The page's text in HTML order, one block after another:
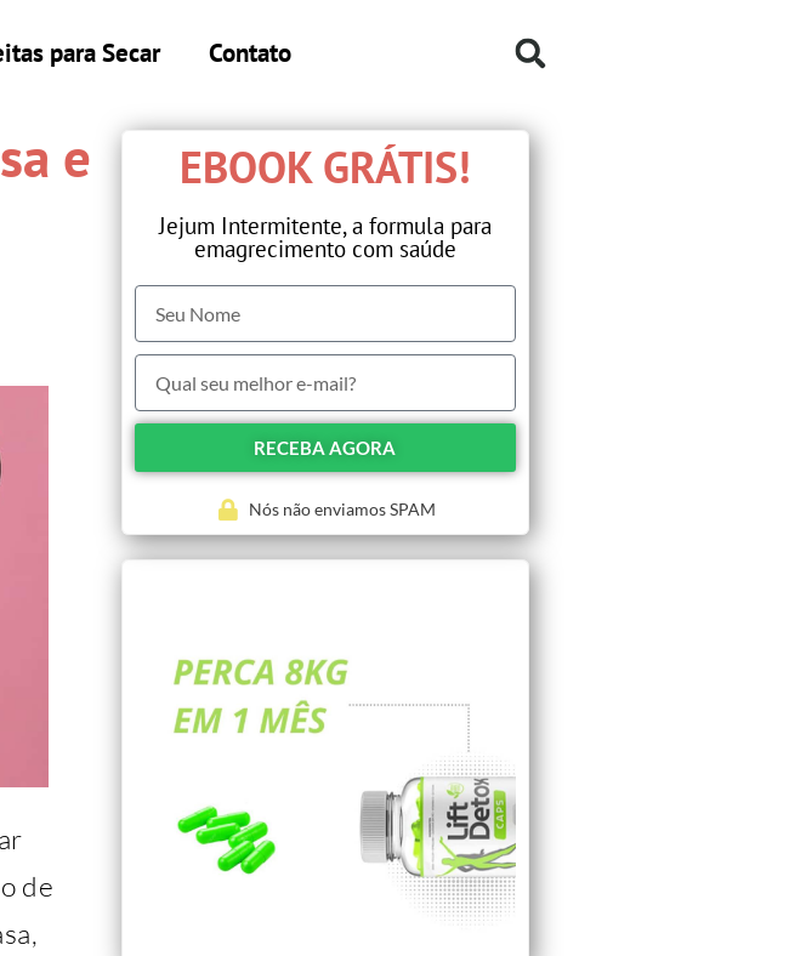
para Secar Contato
e
de
EBOOK GRÁTIS!​
Jejum Intermitente, a formula para
emagrecimento com saúde​
RECEBA AGORA
Nós não enviamos SPAM